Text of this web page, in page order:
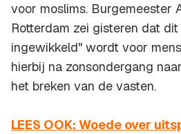
voor moslims. Burgemeester
Rotterdam zei gisteren dat
ingewikkeld" wordt voor
hierbij na zonsondergang
het breken van de vasten.
LEES OOK: Woede over